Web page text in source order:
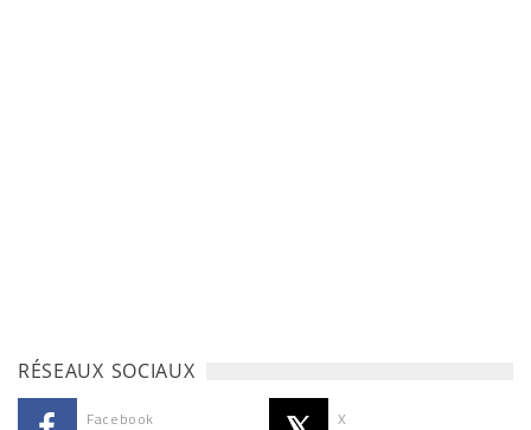
RÉSEAUX SOCIAUX
Facebook X